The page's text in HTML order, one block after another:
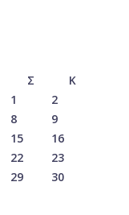
Σ
Κ
1
2
8
9
15
16
22
23
29
30